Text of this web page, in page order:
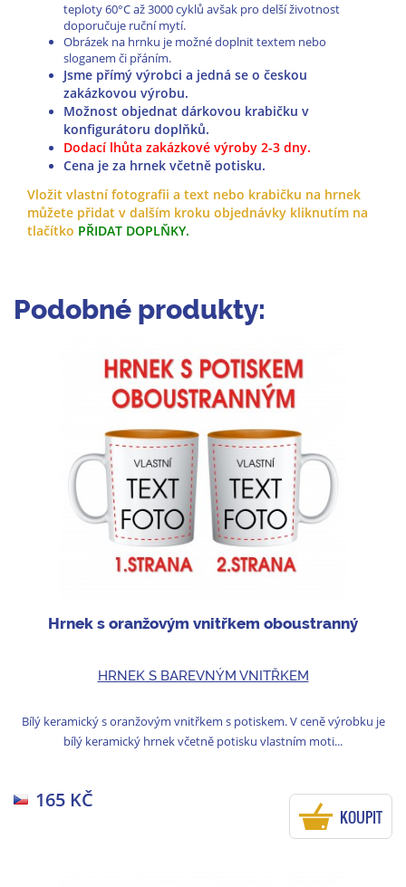
teploty 60°C až 3000 cyklů avšak pro delší životnost
doporučuje ruční mytí.
Obrázek na hrnku je možné doplnit textem nebo
sloganem či přáním.
Jsme přímý výrobci a jedná se o českou
zakázkovou výrobu.
Možnost objednat dárkovou krabičku v
konfigurátoru doplňků.
Dodací lhůta zakázkové výroby 2-3 dny.
Cena je za hrnek včetně potisku.
Vložit vlastní fotografii a text nebo krabičku na hrnek
můžete přidat v dalším kroku objednávky kliknutím na
tlačítko PŘIDAT DOPLŇKY.
Podobné produkty:
Hrnek s oranžovým vnitřkem oboustranný
HRNEK S BAREVNÝM VNITŘKEM
Bílý keramický s oranžovým vnitřkem s potiskem. V ceně výrobku je
bílý keramický hrnek včetně potisku vlastním moti...
165 KČ
KOUPIT